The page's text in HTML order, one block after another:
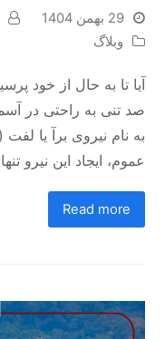
29 بهمن 1404
وبلاگ
آیا تا به حال از خود
صد تنی به راحتی در
عموم، ایجاد این نیرو
Read more